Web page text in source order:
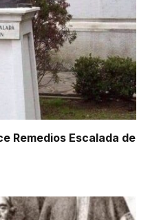
Remedios Escalada de